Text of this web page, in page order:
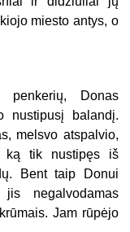
miesto antys, o
penkerių, Donas
nustipusį balandį.
melsvo atspalvio,
ką tik nustipęs iš
Bent taip Donui
negalvodamas
Jam rūpėjo